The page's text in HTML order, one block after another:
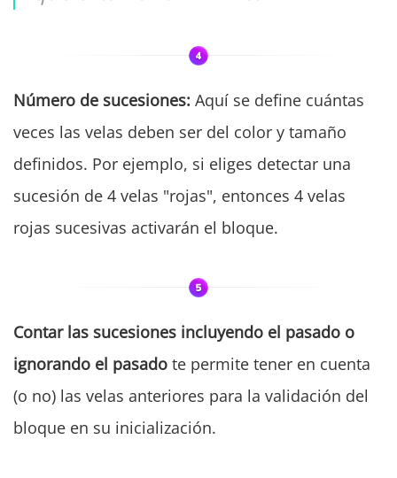
Número de sucesiones: Aquí se define cuántas
veces las velas deben ser del color y tamaño
definidos. Por ejemplo, si eliges detectar una
sucesión de 4 velas "rojas", entonces 4 velas
rojas sucesivas activarán el bloque.
Contar las sucesiones incluyendo el pasado o
ignorando el pasado te permite tener en cuenta
(o no) las velas anteriores para la validación del
bloque en su inicialización.